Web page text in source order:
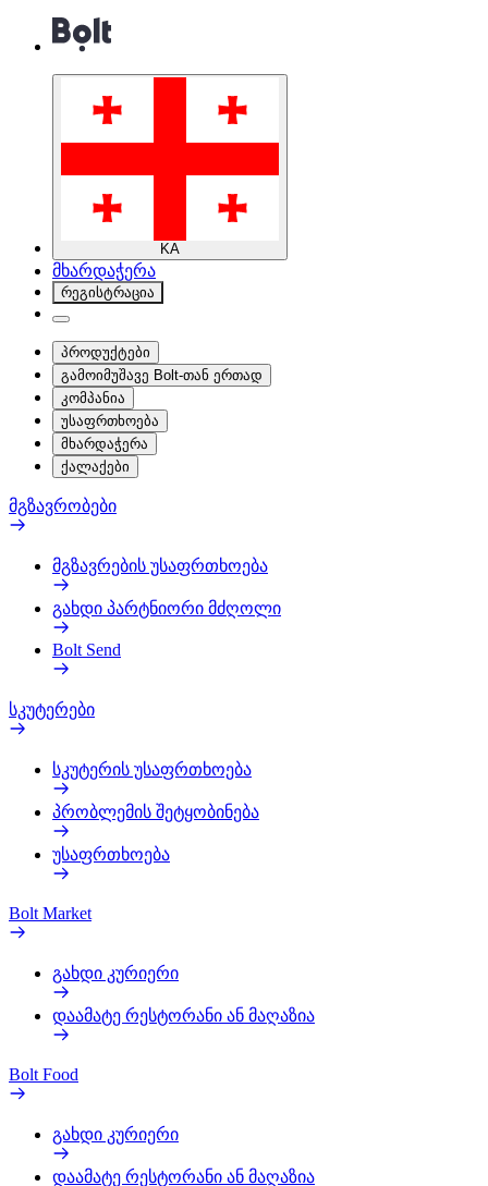
KA
მხარდაჭერა
რეგისტრაცია
პროდუქტები
გამოიმუშავე Bolt-თან ერთად
კომპანია
უსაფრთხოება
მხარდაჭერა
ქალაქები
მგზავრობები
მგზავრების უსაფრთხოება
გახდი პარტნიორი მძღოლი
Bolt Send
სკუტერები
სკუტერის უსაფრთხოება
პრობლემის შეტყობინება
უსაფრთხოება
Bolt Market
გახდი კურიერი
დაამატე რესტორანი ან მაღაზია
Bolt Food
გახდი კურიერი
დაამატე რესტორანი ან მაღაზია